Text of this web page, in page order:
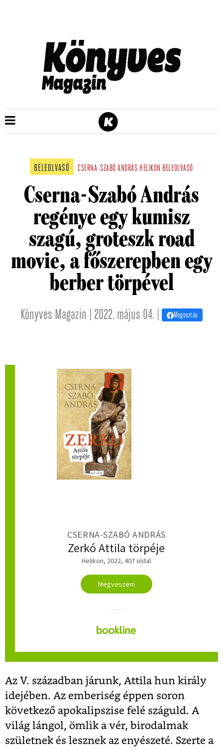
BELEOLVASÓ CSERNA-SZABÓ ANDRÁS HELIKON BELEOLVASÓ
Cserna-Szabó András
regénye egy kumisz
szagú, groteszk road
movie, a főszerepben egy
berber törpével
Könyves Magazin | 2022. május 04. | Megosztás
CSERNA-SZABÓ ANDRÁS
Zerkó Attila törpéje
Helikon, 2022, 407 oldal
Megveszem
Az V. században járunk, Attila hun király
idejében. Az emberiség éppen soron
következő apokalipszise felé száguld. A
világ lángol, ömlik a vér, birodalmak
születnek és lesznek az enyészeté. Szerte a